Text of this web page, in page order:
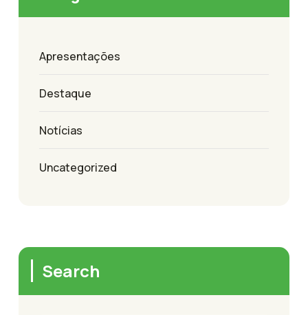
Apresentações
Destaque
Notícias
Uncategorized
Search